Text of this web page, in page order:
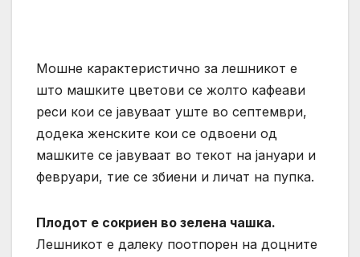
Мошне карактеристично за лешникот е
што машките цветови се жолто кафеави
реси кои се јавуваат уште во септември,
додека женските кои се одвоени од
машките се јавуваат во текот на јануари и
февруари, тие се збиени и личат на пупка.
Плодот е сокриен во зелена чашка.
Лешникот е далеку поотпорен на доцните